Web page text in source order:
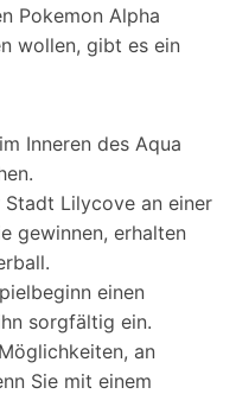
Pokemon Alpha
wollen, gibt es ein
Inneren des Aqua
Lilycove an einer
gewinnen, erhalten
einen
sorgfältig ein.
an
Sie mit einem